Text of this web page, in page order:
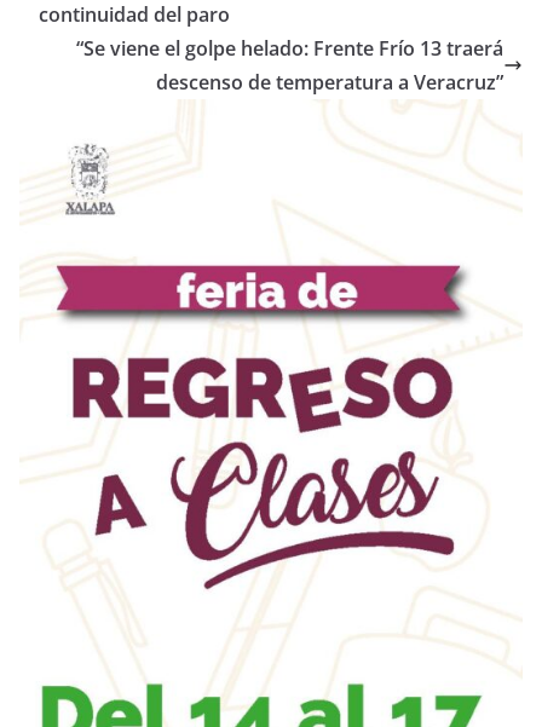
continuidad del paro
“Se viene el golpe helado: Frente Frío 13 traerá
descenso de temperatura a Veracruz”